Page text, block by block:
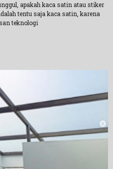
apakah kaca satin atau stiker
tentu saja kaca satin, karena
teknologi